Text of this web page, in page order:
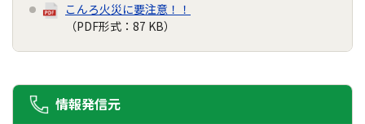
こんろ火災に要注意！！
（PDF形式：87 KB）
情報発信元